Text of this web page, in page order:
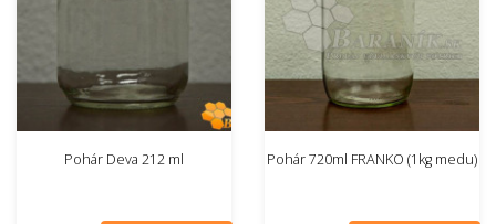
Pohár Deva 212 ml Pohár 720ml FRANKO (1kg medu)